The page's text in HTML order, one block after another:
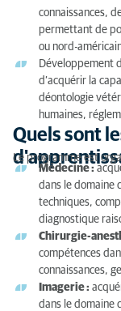
connaissances,
permettant de
ou nord-
Développement
d’acquérir la
déontologie
humaines,
Quels sont
Le programme est
Médecine :
dans le domaine
techniques,
diagnostique
Chirurgie-
compétences
connaissances,
Imagerie :
dans le domaine